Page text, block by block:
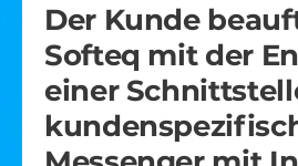
Der Kunde
Softeq mit der
einer
Unser Team half
Kunden bei der
Neugestaltung
mobilen App.